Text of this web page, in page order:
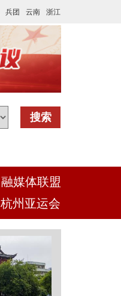
兵团 云南 浙江
搜索
融媒体联盟
杭州亚运会